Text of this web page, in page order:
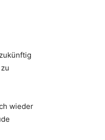
wieder